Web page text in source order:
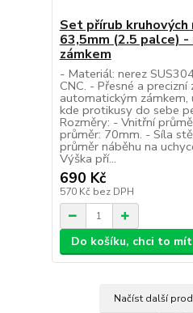
Set přírub kruhových
63,5mm (2.5 palce)
zámkem
- Materiál: nerez
CNC. - Přesné a precizní
automatickým zámkem,
kde protikusy do sebe
Rozměry: - Vnitřní
průměr: 70mm. - Síla
průměr náběhu na
Výška pří...
690 Kč
570 Kč bez DPH
Do košíku, chci to
Načíst další